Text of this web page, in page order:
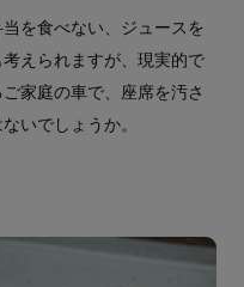
を食べない、ジュースを
えられますが、現実的で
家庭の車で、座席を汚さ
いでしょうか。